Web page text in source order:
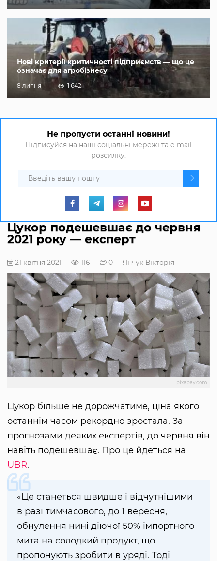
Нові критерії критичності підприємств — що це
означає для агробізнесу
8 липня 1 642
Не пропусти останні новини!
Підписуйся на наші соціальні мережі та e-mail
розсилку.
Цукор подешевшає до червня
2021 року — експерт
21 квітня 2021 116 0 Янчук Вікторія
pixabay.com
Цукор більше не дорожчатиме, ціна якого
останнім часом рекордно зростала. За
прогнозами деяких експертів, до червня він
навіть подешевшає. Про це йдеться на
UBR.
«Це станеться швидше і відчутнішими
в разі тимчасового, до 1 вересня,
обнулення нині діючої 50% імпортного
мита на солодкий продукт, що
пропонують зробити в уряді. Тоді